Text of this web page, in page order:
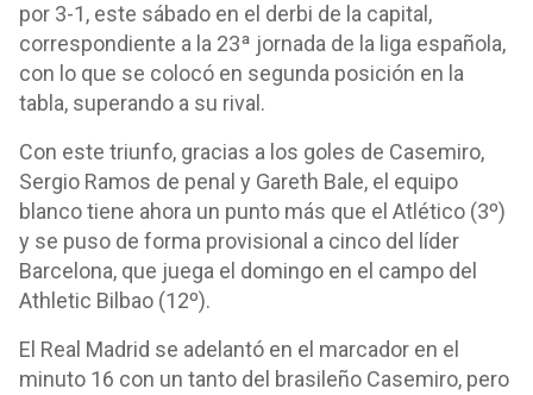
por 3-1, este sábado en el derbi de la capital,
correspondiente a la 23ª jornada de la liga española,
con lo que se colocó en segunda posición en la
tabla, superando a su rival.
Con este triunfo, gracias a los goles de Casemiro,
Sergio Ramos de penal y Gareth Bale, el equipo
blanco tiene ahora un punto más que el Atlético (3º)
y se puso de forma provisional a cinco del líder
Barcelona, que juega el domingo en el campo del
Athletic Bilbao (12º).
El Real Madrid se adelantó en el marcador en el
minuto 16 con un tanto del brasileño Casemiro, pero